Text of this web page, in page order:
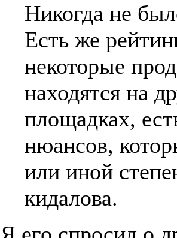
Никогда не
Есть же
некоторые
находятся на
площадках,
нюансов,
или иной
кидалова.